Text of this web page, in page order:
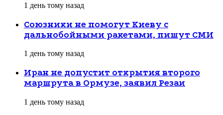
1 день тому назад
Союзники не помогут Киеву с
дальнобойными ракетами, пишут СМИ
1 день тому назад
Иран не допустит открытия второго
маршрута в Ормузе, заявил Резаи
1 день тому назад